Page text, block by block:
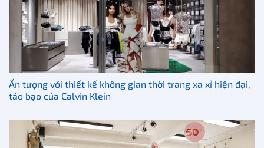
Ấn tượng với thiết kế không gian thời trang xa xỉ hiện đại,
táo bạo của Calvin Klein